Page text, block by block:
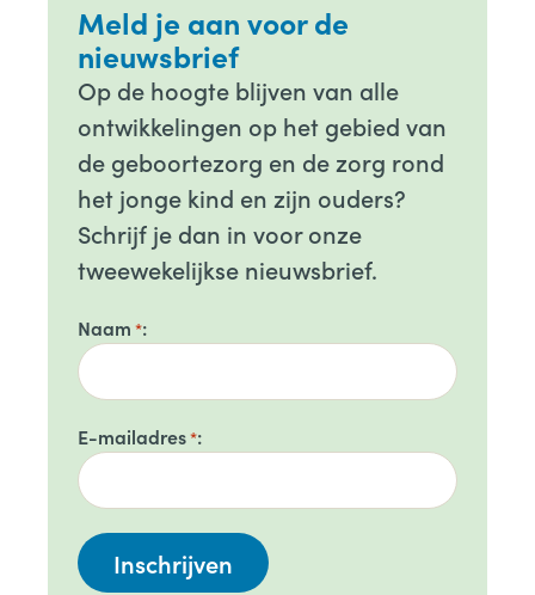
Meld je aan voor de
nieuwsbrief
Op de hoogte blijven van alle
ontwikkelingen op het gebied van
de geboortezorg en de zorg rond
het jonge kind en zijn ouders?
Schrijf je dan in voor onze
tweewekelijkse nieuwsbrief.
Naam *
E-mailadres*